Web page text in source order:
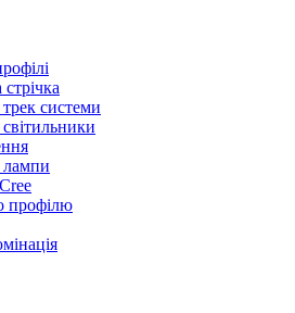
трек системи
світильники
лампи
профілю